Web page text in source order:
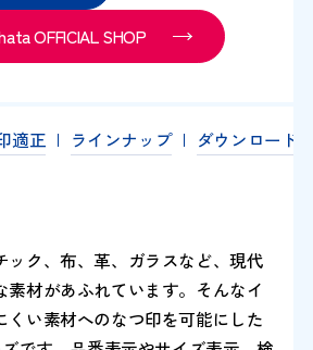
OFFICIAL SHOP
適正 ラインナップ ダウンロード
ック、布、革、ガラスなど、現代
素材があふれています。そんなイ
くい素材へのなつ印を可能にした